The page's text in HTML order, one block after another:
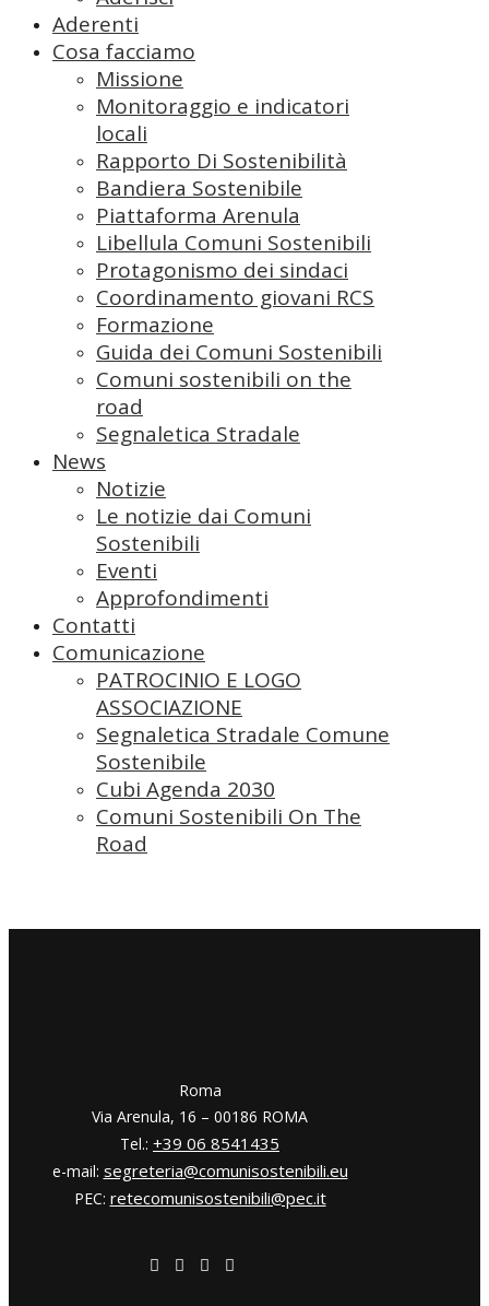
Aderenti
Cosa facciamo
Missione
Monitoraggio e indicatori
locali
Rapporto Di Sostenibilità
Bandiera Sostenibile
Piattaforma Arenula
Libellula Comuni Sostenibili
Protagonismo dei sindaci
Coordinamento giovani RCS
Formazione
Guida dei Comuni Sostenibili
Comuni sostenibili on the
road
Segnaletica Stradale
News
Notizie
Le notizie dai Comuni
Sostenibili
Eventi
Approfondimenti
Contatti
Comunicazione
PATROCINIO E LOGO
ASSOCIAZIONE
Segnaletica Stradale Comune
Sostenibile
Cubi Agenda 2030
Comuni Sostenibili On The
Road
​​Roma
Via Arenula, 16 – 00186 ROMA
Tel.: +39 06 8541435
e-mail: segreteria@comunisostenibili.eu
PEC: retecomunisostenibili@pec.it